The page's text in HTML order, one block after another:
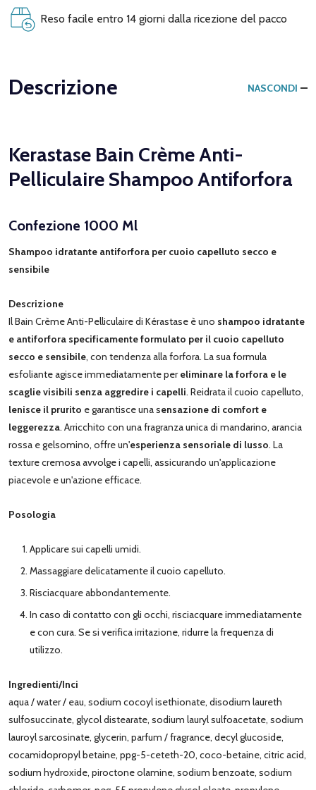
Reso facile entro 14 giorni dalla ricezione del pacco
Descrizione NASCONDI
Kerastase Bain Crème Anti-
Pelliculaire Shampoo Antiforfora
Confezione 1000 Ml
Shampoo idratante antiforfora per cuoio capelluto secco e
sensibile
Descrizione
Il Bain Crème Anti-Pelliculaire di Kérastase è uno shampoo idratante
e antiforfora specificamente formulato per il cuoio capelluto
secco e sensibile, con tendenza alla forfora. La sua formula
esfoliante agisce immediatamente pereliminare la forfora e le
scaglie visibili senza aggredire i capelli. Reidrata il cuoio capelluto,
lenisce il prurito e garantisce una sensazione di comfort e
leggerezza. Arricchito con una fragranza unica di mandarino, arancia
rossa e gelsomino, offre un'esperienza sensoriale di lusso. La
texture cremosa avvolge i capelli, assicurando un'applicazione
piacevole e un'azione efficace.
Posologia
Applicare sui capelli umidi.
Massaggiare delicatamente il cuoio capelluto.
Risciacquare abbondantemente.
In caso di contatto con gli occhi, risciacquare immediatamente
e con cura. Se si verifica irritazione, ridurre la frequenza di
utilizzo.
Ingredienti/Inci
aqua / water / eau, sodium cocoyl isethionate, disodium laureth
sulfosuccinate, glycol distearate, sodium lauryl sulfoacetate, sodium
lauroyl sarcosinate, glycerin, parfum / fragrance, decyl glucoside,
cocamidopropyl betaine, ppg-5-ceteth-20, coco-betaine, citric acid,
sodium hydroxide, piroctone olamine, sodium benzoate, sodium